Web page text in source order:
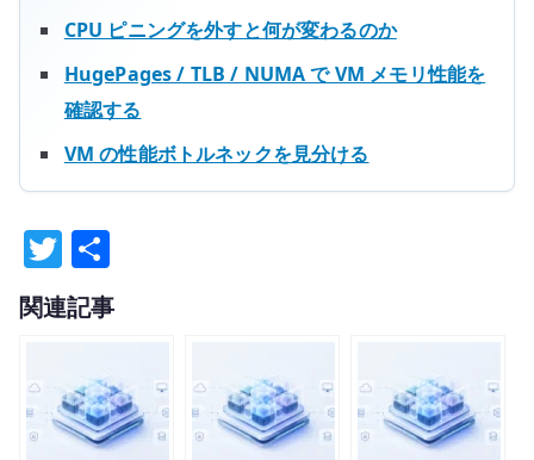
CPU ピニングを外すと何が変わるのか
HugePages / TLB / NUMA で VM メモリ性能を
確認する
VM の性能ボトルネックを見分ける
T
w
it
r
有
関連記事